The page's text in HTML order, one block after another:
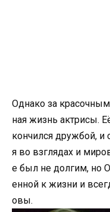
Однако за
ная жизнь актрисы.
кончился дружбой, и
я во взглядах и
е был не долгим, но
енной к жизни и
овы.